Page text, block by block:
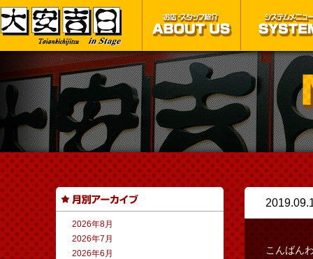
こんばん
2026年8月
2026年7月
2026年6月